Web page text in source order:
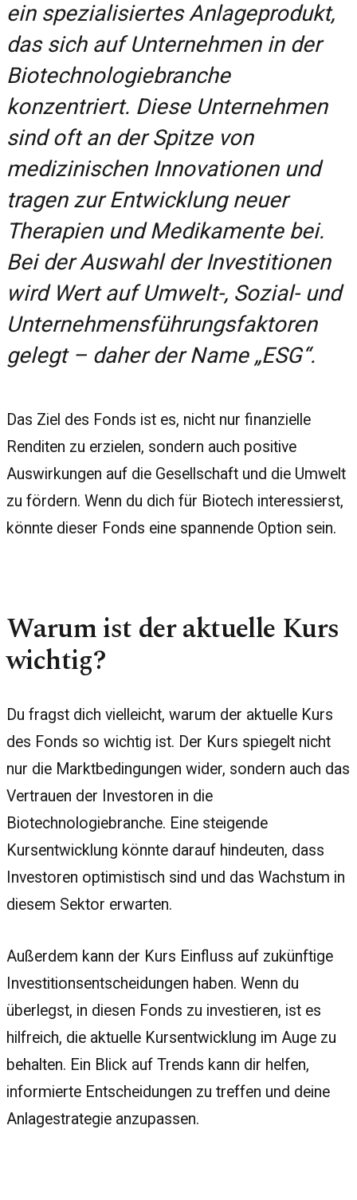
ein spezialisiertes Anlageprodukt,
das sich auf Unternehmen in der
Biotechnologiebranche
konzentriert. Diese Unternehmen
sind oft an der Spitze von
medizinischen Innovationen und
tragen zur Entwicklung neuer
Therapien und Medikamente bei.
Bei der Auswahl der Investitionen
wird Wert auf Umwelt-, Sozial- und
Unternehmensführungsfaktoren
gelegt – daher der Name „ESG“.
Das Ziel des Fonds ist es, nicht nur finanzielle
Renditen zu erzielen, sondern auch positive
Auswirkungen auf die Gesellschaft und die Umwelt
zu fördern. Wenn du dich für Biotech interessierst,
könnte dieser Fonds eine spannende Option sein.
Warum ist der aktuelle Kurs
wichtig?
Du fragst dich vielleicht, warum der aktuelle Kurs
des Fonds so wichtig ist. Der Kurs spiegelt nicht
nur die Marktbedingungen wider, sondern auch das
Vertrauen der Investoren in die
Biotechnologiebranche. Eine steigende
Kursentwicklung könnte darauf hindeuten, dass
Investoren optimistisch sind und das Wachstum in
diesem Sektor erwarten.
Außerdem kann der Kurs Einfluss auf zukünftige
Investitionsentscheidungen haben. Wenn du
überlegst, in diesen Fonds zu investieren, ist es
hilfreich, die aktuelle Kursentwicklung im Auge zu
behalten. Ein Blick auf Trends kann dir helfen,
informierte Entscheidungen zu treffen und deine
Anlagestrategie anzupassen.